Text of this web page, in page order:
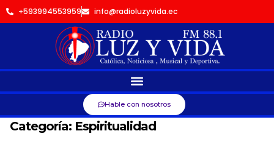
+593994553959 info@radioluzyvida.ec
Hable con nosotros
Categoría: Espiritualidad